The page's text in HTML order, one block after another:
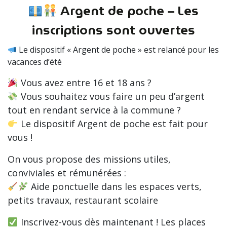
Argent de poche – Les
inscriptions sont ouvertes
Le dispositif « Argent de poche » est relancé pour les
vacances d’été
Vous avez entre 16 et 18 ans ?
Vous souhaitez vous faire un peu d’argent
tout en rendant service à la commune ?
Le dispositif Argent de poche est fait pour
vous !
On vous propose des missions utiles,
conviviales et rémunérées :
Aide ponctuelle dans les espaces verts,
petits travaux, restaurant scolaire
Inscrivez-vous dès maintenant ! Les places